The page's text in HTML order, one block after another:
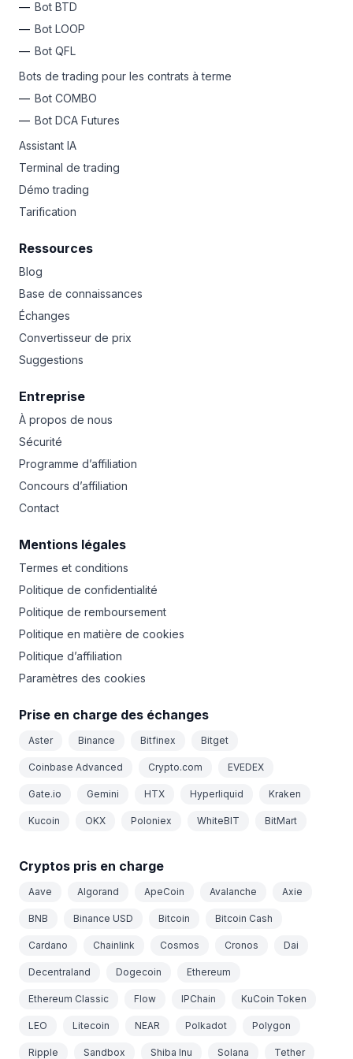
Bot BTD
Bot LOOP
Bot QFL
Bots de trading pour les contrats à terme
Bot COMBO
Bot DCA Futures
Assistant IA
Terminal de trading
Démo trading
Tarification
Ressources
Blog
Base de connaissances
Échanges
Convertisseur de prix
Suggestions
Entreprise
À propos de nous
Sécurité
Programme d’affiliation
Concours d’affiliation
Contact
Mentions légales
Termes et conditions
Politique de confidentialité
Politique de remboursement
Politique en matière de cookies
Politique d’affiliation
Paramètres des cookies
Prise en charge des échanges
Aster Binance Bitfinex Bitget
Coinbase Advanced Crypto.com EVEDEX
Gate.io Gemini HTX Hyperliquid Kraken
Kucoin OKX Poloniex WhiteBIT BitMart
Cryptos pris en charge
Aave Algorand ApeCoin Avalanche Axie
BNB Binance USD Bitcoin Bitcoin Cash
Cardano Chainlink Cosmos Cronos Dai
Decentraland Dogecoin Ethereum
Ethereum Classic Flow IPChain KuCoin Token
LEO Litecoin NEAR Polkadot Polygon
Ripple Sandbox Shiba Inu Solana Tether